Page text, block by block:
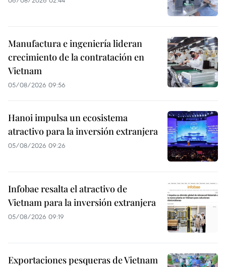
Manufactura e ingeniería lideran
crecimiento de la contratación en
Vietnam
05/08/2026 09:56
Hanoi impulsa un ecosistema
atractivo para la inversión extranjera
05/08/2026 09:26
Infobae resalta el atractivo de
Vietnam para la inversión extranjera
05/08/2026 09:19
Exportaciones pesqueras de Vietnam